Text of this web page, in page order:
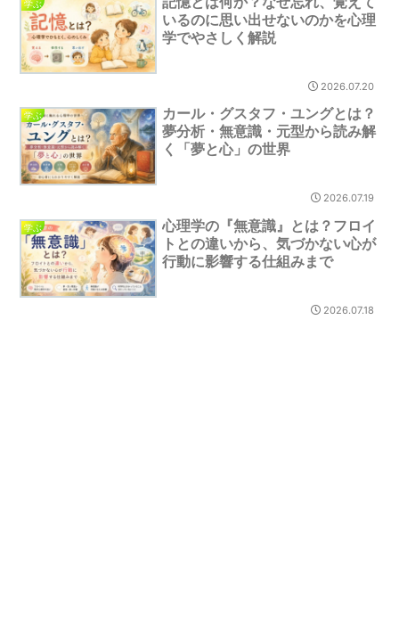
学ぶ
いるのに思い出せないのかを心理
学でやさしく解説
2026.07.20
学ぶ
カール・グスタフ・ユングとは？
夢分析・無意識・元型から読み解
く「夢と心」の世界
2026.07.19
学ぶ
心理学の『無意識』とは？フロイ
トとの違いから、気づかない心が
行動に影響する仕組みまで
2026.07.18